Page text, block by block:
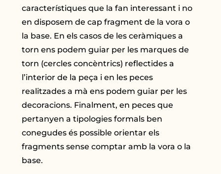
característiques que la fan interessant i no
en disposem de cap fragment de la vora o
la base. En els casos de les ceràmiques a
torn ens podem guiar per les marques de
torn (cercles concèntrics) reflectides a
l’interior de la peça i en les peces
realitzades a mà ens podem guiar per les
decoracions. Finalment, en peces que
pertanyen a tipologies formals ben
conegudes és possible orientar els
fragments sense comptar amb la vora o la
base.